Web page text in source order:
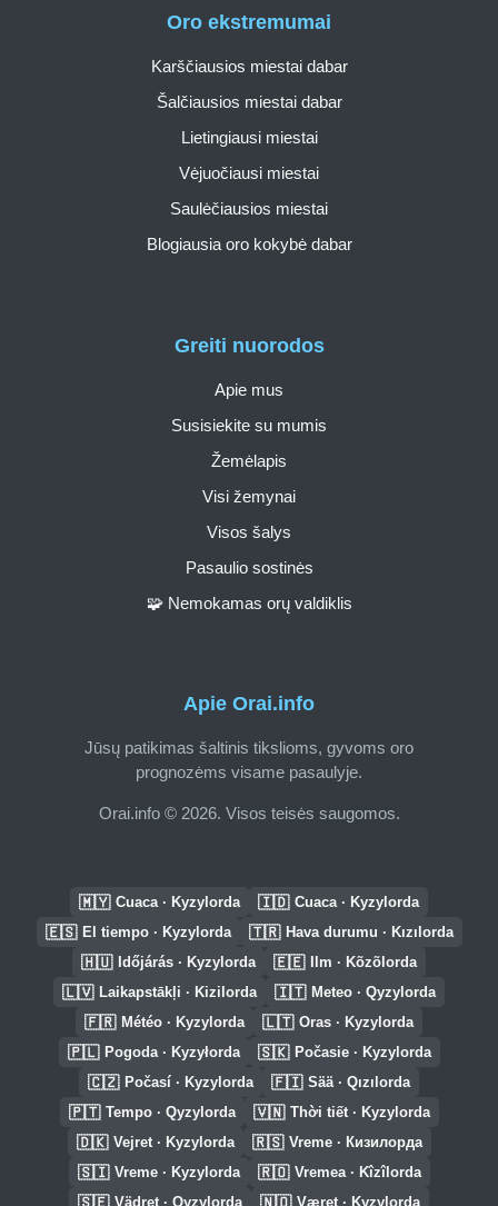
Apie Orai.info
Jūsų patikimas šaltinis tikslioms, gyvoms oro
prognozėms visame pasaulyje.
Orai.info © 2026. Visos teisės saugomos.
Greiti nuorodos
Apie mus
Susisiekite su mumis
Žemėlapis
Visi žemynai
Visos šalys
Pasaulio sostinės
🧩 Nemokamas orų valdiklis
Oro ekstremumai
Karščiausios miestai dabar
Šalčiausios miestai dabar
Lietingiausi miestai
Vėjuočiausi miestai
Saulėčiausios miestai
Blogiausia oro kokybė dabar
🇲🇾 Cuaca · Kyzylorda 🇮🇩 Cuaca · Kyzylorda
🇪🇸 El tiempo · Kyzylorda 🇹🇷 Hava durumu · Kızılorda
🇭🇺 Időjárás · Kyzylorda 🇪🇪 Ilm · Kõzõlorda
🇱🇻 Laikapstākļi · Kizilorda 🇮🇹 Meteo · Qyzylorda
🇫🇷 Météo · Kyzylorda 🇱🇹 Oras · Kyzylorda
🇵🇱 Pogoda · Kyzyłorda 🇸🇰 Počasie · Kyzylorda
🇨🇿 Počasí · Kyzylorda 🇫🇮 Sää · Qızılorda
🇵🇹 Tempo · Qyzylorda 🇻🇳 Thời tiết · Kyzylorda
🇩🇰 Vejret · Kyzylorda 🇷🇸 Vreme · Кизилорда
🇸🇮 Vreme · Kyzylorda 🇷🇴 Vremea · Kîzîlorda
🇸🇪 Vädret · Qyzylorda 🇳🇴 Været · Kyzylorda